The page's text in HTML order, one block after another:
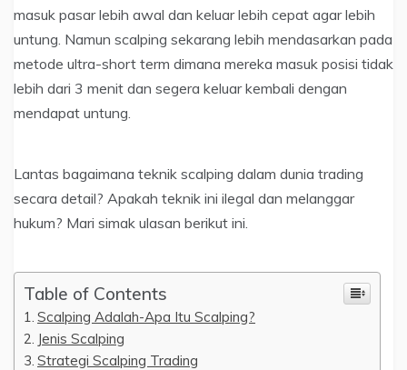
masuk pasar lebih awal dan keluar lebih cepat agar lebih
untung. Namun scalping sekarang lebih mendasarkan pada
metode ultra-short term dimana mereka masuk posisi tidak
lebih dari 3 menit dan segera keluar kembali dengan
mendapat untung.
Lantas bagaimana teknik scalping dalam dunia trading
secara detail? Apakah teknik ini ilegal dan melanggar
hukum? Mari simak ulasan berikut ini.
Table of Contents
Scalping Adalah-Apa Itu Scalping?
Jenis Scalping
Strategi Scalping Trading